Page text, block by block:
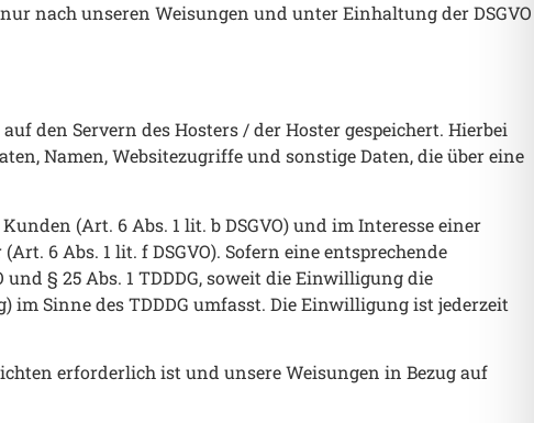
nach unseren Weisungen und unter Einhaltung der DSGVO
den Servern des Hosters / der Hoster gespeichert. Hierbei
Namen, Websitezugriffe und sonstige Daten, die über eine
(Art. 6 Abs. 1 lit. b DSGVO) und im Interesse einer
6 Abs. 1 lit. f DSGVO). Sofern eine entsprechende
§ 25 Abs. 1 TDDDG, soweit die Einwilligung die
Sinne des TDDDG umfasst. Die Einwilligung ist jederzeit
erforderlich ist und unsere Weisungen in Bezug auf